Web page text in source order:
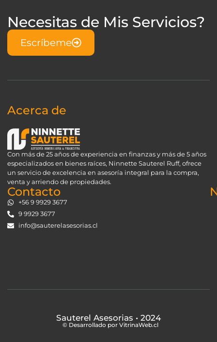
Necesitas de Mis Servicios?
Escríbeme
Acerca de
Con más de 25 años de experiencia en finanzas y más de 5 años
especializados en bienes raíces, Ninnette Sauterel Ruff, ofrece
un servicio de excelencia en asesoría integral para la compra,
venta y arriendo de propiedades.
Contacto
+56 9 9929 3677
9 9929 3677
info@sauterelasesorias.cl
Sauterel Asesorias • 2024
© Desarrollado por VitrinaWeb.cl